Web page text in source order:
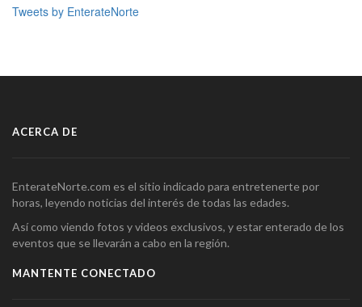
Tweets by EnterateNorte
ACERCA DE
EnterateNorte.com es el sitio indicado para entretenerte por
horas, leyendo noticias del interés de todas las edades.
Así como viendo fotos y videos exclusivos, y estar enterado de los
eventos que se llevarán a cabo en la región.
MANTENTE CONECTADO